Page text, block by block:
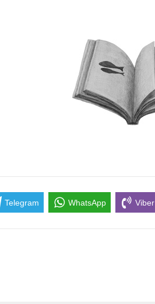
Telegram WhatsApp Viber